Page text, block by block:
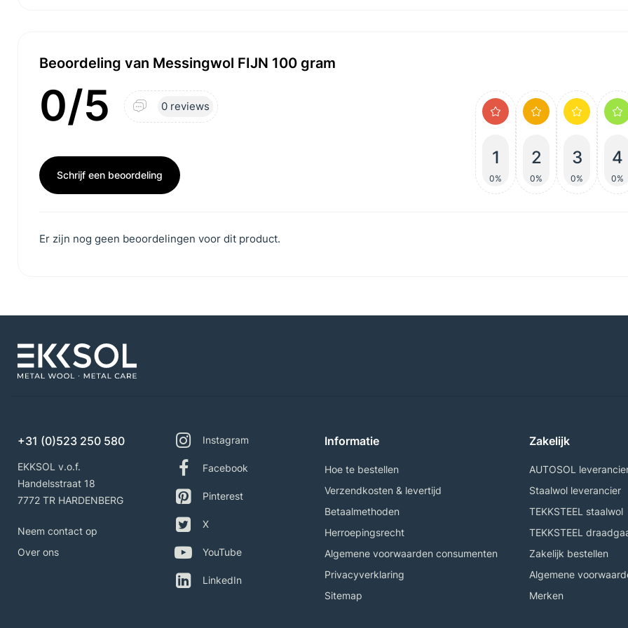
Beoordeling van Messingwol FIJN 100 gram
0/5 0 reviews
Schrijf een beoordeling
1
0%
2
0%
3
0%
4
0%
Er zijn nog geen beoordelingen voor dit product.
+31 (0)523 250 580
EKKSOL v.o.f.
Handelsstraat 18
7772 TR HARDENBERG
Neem contact op
Over ons
Instagram
Facebook
Pinterest
X
YouTube
LinkedIn
Informatie
Hoe te bestellen
Verzendkosten & levertijd
Betaalmethoden
Herroepingsrecht
Algemene voorwaarden consumenten
Privacyverklaring
Sitemap
Zakelijk
AUTOSOL
Staalwol leverancier
TEKKSTEEL staalwol
TEKKSTEEL
Zakelijk bestellen
Algemene
Merken